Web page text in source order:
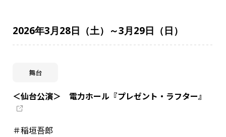
2026年3月28日（土）～3月29日（日）
舞台
＜仙台公演＞ 電力ホール『プレゼント・ラフター』
＃稲垣吾郎